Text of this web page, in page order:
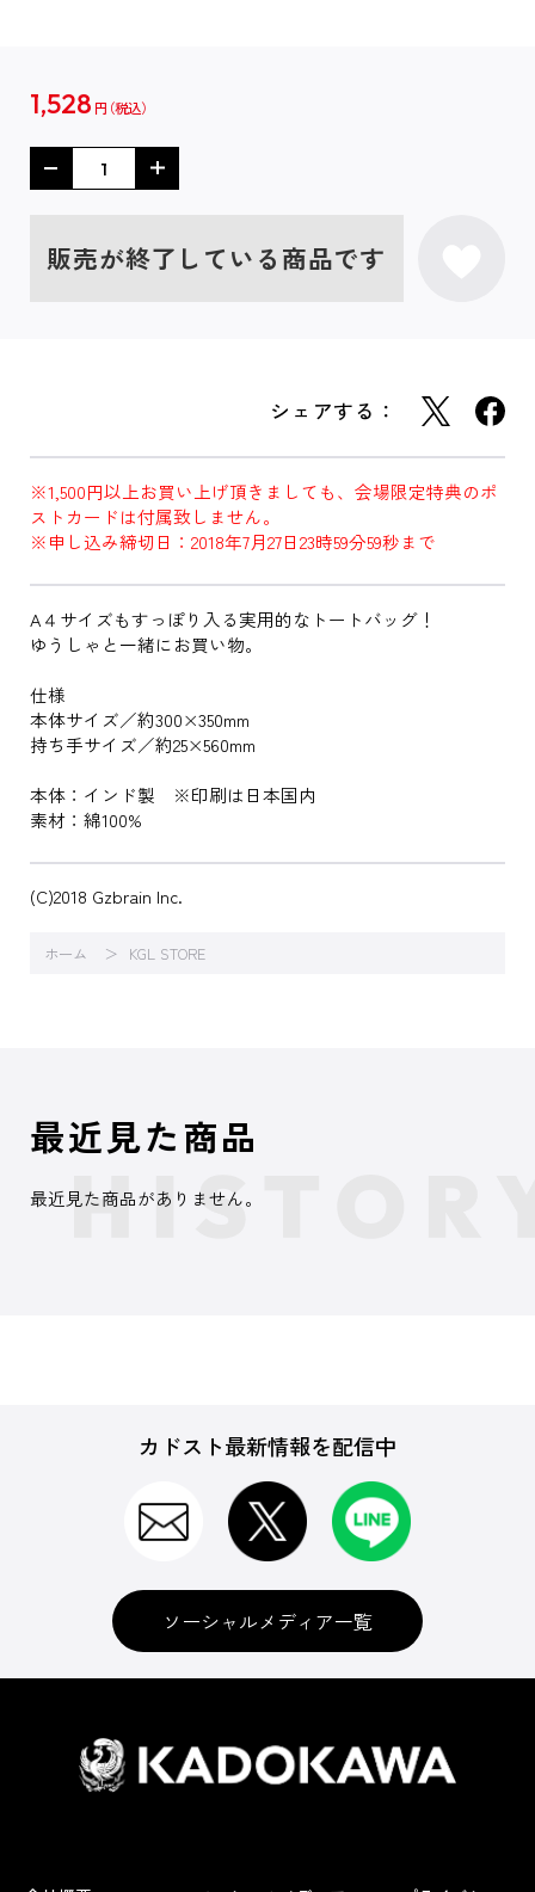
1,528 円
販売が終了している商品です
シェアする：
※1,500円以上お買い上げ頂きましても、会場限定特典のポ
ストカードは付属致しません。
※申し込み締切日：2018年7月27日23時59分59秒まで
A４サイズもすっぽり入る実用的なトートバッグ！
ゆうしゃと一緒にお買い物。
仕様
本体サイズ／約300×350mm
持ち手サイズ／約25×560mm
本体：インド製 ※印刷は日本国内
素材：綿100%
(C)2018 Gzbrain Inc.
ホーム KGL STORE
最近見た商品
最近見た商品がありません。
カドスト最新情報を配信中
ソーシャルメディア一覧